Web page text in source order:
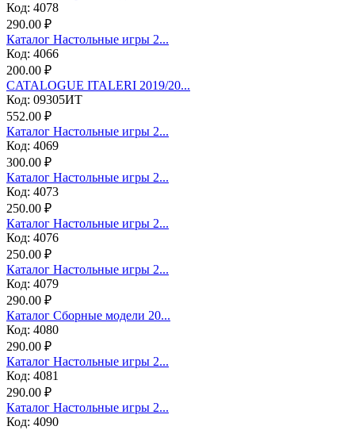
Код: 4078
290.00 ₽
Каталог Настольные игры 2...
Код: 4066
200.00 ₽
CATALOGUE ITALERI 2019/20...
Код: 09305ИТ
552.00 ₽
Каталог Настольные игры 2...
Код: 4069
300.00 ₽
Каталог Настольные игры 2...
Код: 4073
250.00 ₽
Каталог Настольные игры 2...
Код: 4076
250.00 ₽
Каталог Настольные игры 2...
Код: 4079
290.00 ₽
Каталог Сборные модели 20...
Код: 4080
290.00 ₽
Каталог Настольные игры 2...
Код: 4081
290.00 ₽
Каталог Настольные игры 2...
Код: 4090